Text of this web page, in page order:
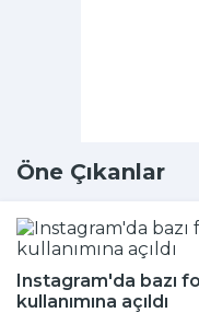
Öne Çıkanlar
Instagram'da bazı
kullanımına açıldı